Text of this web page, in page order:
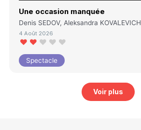
Une occasion manquée
Denis SEDOV, Aleksandra KOVALEVICH
4 Août 2026
Spectacle
Voir plus